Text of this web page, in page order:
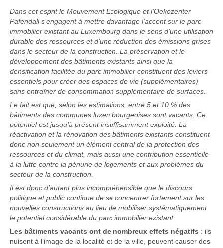
Dans cet esprit le Mouvement Ecologique et l’Oekozenter
Pafendall s’engagent à mettre davantage l’accent sur le parc
immobilier existant au Luxembourg dans le sens d’une utilisation
durable des ressources et d’une réduction des émissions grises
dans le secteur de la construction. La préservation et le
développement des bâtiments existants ainsi que la
densification facilitée du parc immobilier constituent des leviers
essentiels pour créer des espaces de vie (supplémentaires)
sans entraîner de consommation supplémentaire de surfaces.
Le fait est que, selon les estimations, entre 5 et 10 % des
bâtiments des communes luxembourgeoises sont vacants. Ce
potentiel est jusqu’à présent insuffisamment exploité. La
réactivation et la rénovation des bâtiments existants constituent
donc non seulement un élément central de la protection des
ressources et du climat, mais aussi une contribution essentielle
à la lutte contre la pénurie de logements et aux problèmes du
secteur de la construction.
Il est donc d’autant plus incompréhensible que le discours
politique et public continue de se concentrer fortement sur les
nouvelles constructions au lieu de mobiliser systématiquement
le potentiel considérable du parc immobilier existant.
Les bâtiments vacants ont de nombreux effets négatifs : ils
nuisent à l’image de la localité et de la ville, peuvent causer des